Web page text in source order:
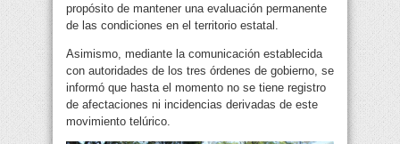
propósito de mantener una evaluación permanente
de las condiciones en el territorio estatal.
Asimismo, mediante la comunicación establecida
con autoridades de los tres órdenes de gobierno, se
informó que hasta el momento no se tiene registro
de afectaciones ni incidencias derivadas de este
movimiento telúrico.